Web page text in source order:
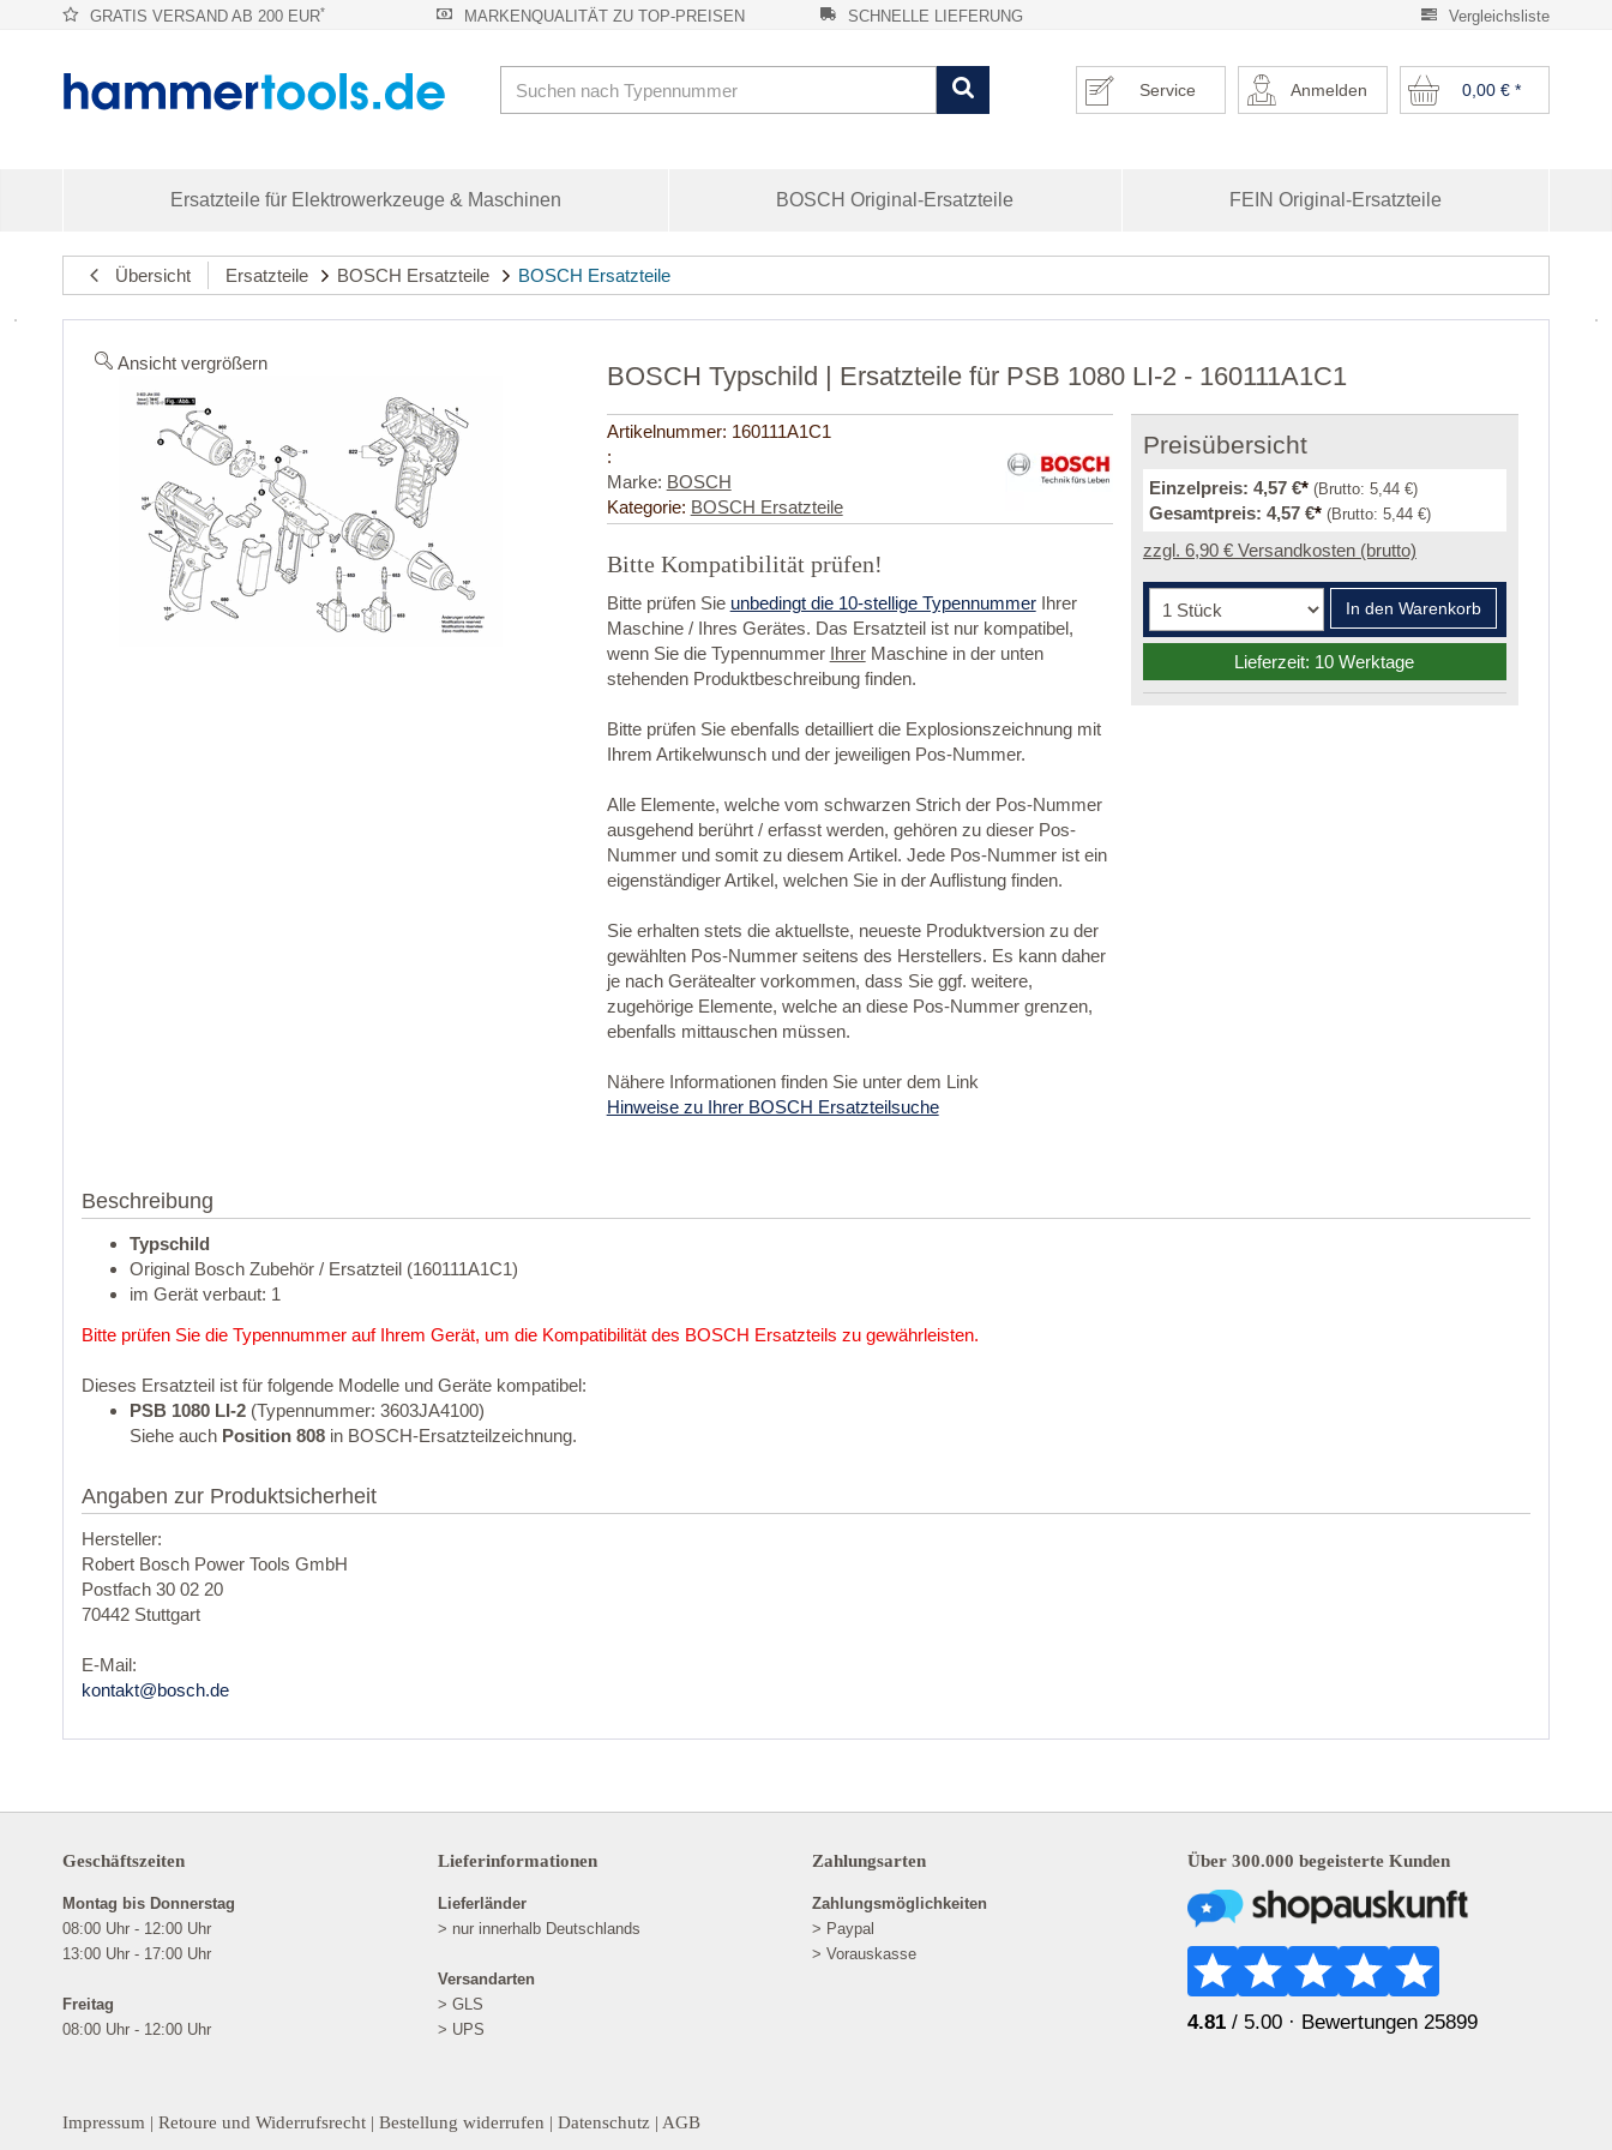
Vergleichsliste
GRATIS VERSAND AB 200 EUR* MARKENQUALITÄT ZU TOP-PREISEN SCHNELLE LIEFERUNG
0,00 €*
Anmelden
Service
Ersatzteile für Elektrowerkzeuge & Maschinen BOSCH Original-Ersatzteile FEIN Original-Ersatzteile
Übersicht Ersatzteile BOSCH Ersatzteile BOSCH Ersatzteile
Ansicht vergrößern BOSCH Typschild | Ersatzteile für PSB 1080 LI-2 - 160111A1C1
Artikelnummer: 160111A1C1
:
Marke: BOSCH
Kategorie: BOSCH Ersatzteile
Bitte Kompatibilität prüfen!
Bitte prüfen Sie unbedingt die 10-stellige TypennummerIhrer
Maschine / Ihres Gerätes. Das Ersatzteil ist nur kompatibel,
wenn Sie die Typennummer IhrerMaschine in der unten
stehenden Produktbeschreibung finden.
Bitte prüfen Sie ebenfalls detailliert die Explosionszeichnung mit
Ihrem Artikelwunsch und der jeweiligen Pos-Nummer.
Alle Elemente, welche vom schwarzen Strich der Pos-Nummer
ausgehend berührt / erfasst werden, gehören zu dieser Pos-
Nummer und somit zu diesem Artikel. Jede Pos-Nummer ist ein
eigenständiger Artikel, welchen Sie in der Auflistung finden.
Sie erhalten stets die aktuellste, neueste Produktversion zu der
gewählten Pos-Nummer seitens des Herstellers. Es kann daher
je nach Gerätealter vorkommen, dass Sie ggf. weitere,
zugehörige Elemente, welche an diese Pos-Nummer grenzen,
ebenfalls mittauschen müssen.
Nähere Informationen finden Sie unter dem Link
Hinweise zu Ihrer BOSCH Ersatzteilsuche
Preisübersicht
Einzelpreis: 4,57 €* (Brutto: 5,44 €)
Gesamtpreis: 4,57 €* (Brutto: 5,44 €)
zzgl. 6,90 € Versandkosten (brutto)
In den Warenkorb
Lieferzeit: 10 Werktage
Beschreibung
Typschild
Original Bosch Zubehör / Ersatzteil (160111A1C1)
im Gerät verbaut: 1
Bitte prüfen Sie die Typennummer auf Ihrem Gerät, um die Kompatibilität des BOSCH Ersatzteils zu gewährleisten.
Dieses Ersatzteil ist für folgende Modelle und Geräte kompatibel:
PSB 1080 LI-2 (Typennummer: 3603JA4100)
Siehe auch Position 808 in BOSCH-Ersatzteilzeichnung.
Angaben zur Produktsicherheit
Hersteller:
Robert Bosch Power Tools GmbH
Postfach 30 02 20
70442 Stuttgart
E-Mail:
kontakt@bosch.de
Geschäftszeiten
Montag bis Donnerstag
08:00 Uhr - 12:00 Uhr
13:00 Uhr - 17:00 Uhr
Freitag
08:00 Uhr - 12:00 Uhr
Lieferinformationen
Lieferländer
> nur innerhalb Deutschlands
Versandarten
> GLS
> UPS
Zahlungsarten
Zahlungsmöglichkeiten
> Paypal
> Vorauskasse
Über 300.000 begeisterte Kunden
4.81 / 5.00 · Bewertungen 25899
Impressum | Retoure und Widerrufsrecht | Bestellung widerrufen | Datenschutz | AGB